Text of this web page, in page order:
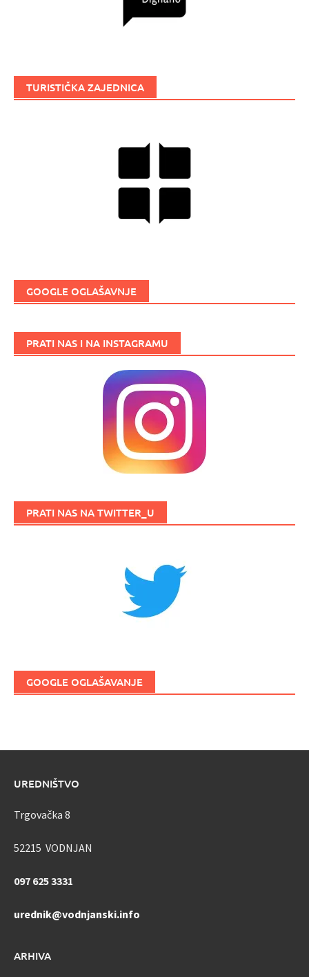
TURISTIČKA ZAJEDNICA
GOOGLE OGLAŠAVNJE
PRATI NAS I NA INSTAGRAMU
PRATI NAS NA TWITTER_U
GOOGLE OGLAŠAVANJE
UREDNIŠTVO
Trgovačka 8
52215 VODNJAN
097 625 3331
urednik@vodnjanski.info
ARHIVA